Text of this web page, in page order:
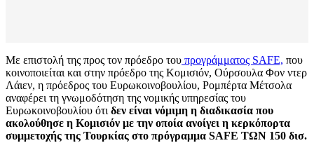
Με επιστολή της προς τον πρόεδρο του προγράμματος SAFE, που
κοινοποιείται και στην πρόεδρο της Κομισιόν, Ούρσουλα Φον ντερ
Λάιεν, η πρόεδρος του Ευρωκοινοβουλίου, Ρομπέρτα Μέτσολα
αναφέρει τη γνωμοδότηση της νομικής υπηρεσίας του
Ευρωκοινοβουλίου ότι δεν είναι νόμιμη η διαδικασία που
ακολούθησε η Κομισιόν με την οποία ανοίγει η κερκόπορτα
συμμετοχής της Τουρκίας στο πρόγραμμα SAFE ΤΩΝ 150 δισ.